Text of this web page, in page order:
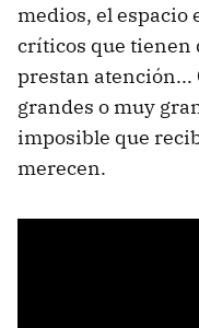
medios, el espacio
críticos que tienen
prestan atención...
grandes o muy
imposible que
merecen.